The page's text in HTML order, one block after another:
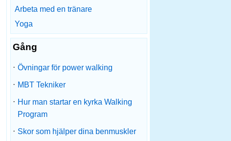
Arbeta med en tränare
Yoga
Gång
· Övningar för power walking
· MBT Tekniker
· Hur man startar en kyrka Walking
Program
· Skor som hjälper dina benmuskler